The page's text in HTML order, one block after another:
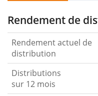
Rendement de
Rendement actuel de
distribution
Distributions
sur 12 mois